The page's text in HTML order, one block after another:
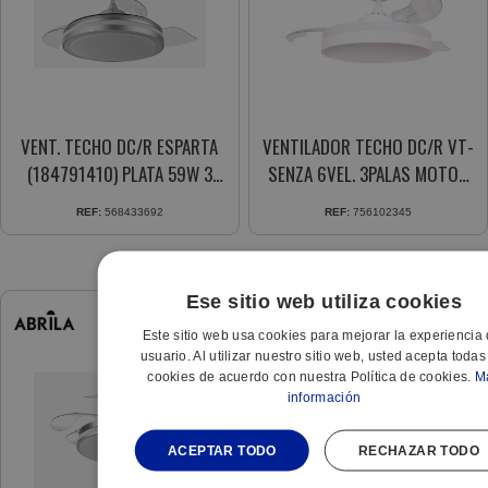
VENT. TECHO DC/R ESPARTA
(184791410) PLATA 59W 3
ASPAS RETRACTIL
REF: 568433692
VENTILADOR TECHO DC/R VT-
SENZA 6VEL. 3PALAS MOTOR
DC 3 TIPOS LUZ M.DIST.
REF: 756102345
Ese sitio web utiliza cookies
Este sitio web usa cookies para mejorar la experiencia
usuario. Al utilizar nuestro sitio web, usted acepta
cookies de acuerdo con nuestra Política de cookies.
información
ACEPTAR TODO RECHAZAR TODO